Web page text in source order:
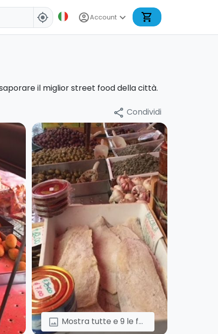
my_location account_circleAccount expand_more shopping_cart
il miglior street food della città.
share Condividi
image Mostra tutte e 9 le foto